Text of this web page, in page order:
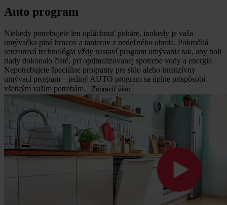
Auto program
Niekedy potrebujete len opláchnuť poháre, inokedy je vaša
umývačka plná hrncov a tanierov z nedeľného obeda. Pokročilá
senzorová technológia vždy nastaví program umývania tak, aby boli
riady dokonalo čisté, pri optimalizovanej spotrebe vody a energie.
Nepotrebujete špeciálne programy pre sklo alebo intenzívny
umývací program – jediný AUTO program sa úplne prispôsobí
všetkým vašim potrebám.
Zobraziť viac